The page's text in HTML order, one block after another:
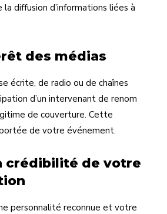
diffusion d’informations liées à
des médias
écrite, de radio ou de chaînes
d’un intervenant de renom
de couverture. Cette
de votre événement.
crédibilité de votre
personnalité reconnue et votre